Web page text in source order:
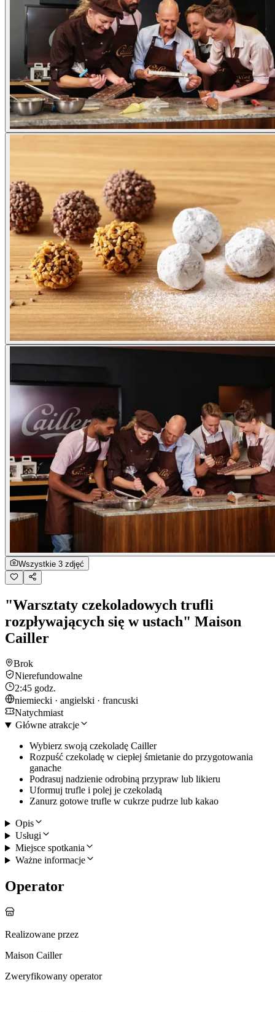
Wszystkie 3 zdjęć
"Warsztaty czekoladowych trufli
rozpływających się w ustach" Maison
Cailler
Brok
Nierefundowalne
2:45 godz.
niemiecki · angielski · francuski
Natychmiast
Główne atrakcje
Wybierz swoją czekoladę Cailler
Rozpuść czekoladę w ciepłej śmietanie do przygotowania
ganache
Podrasuj nadzienie odrobiną przypraw lub likieru
Uformuj trufle i polej je czekoladą
Zanurz gotowe trufle w cukrze pudrze lub kakao
Opis
Usługi
Miejsce spotkania
Ważne informacje
Operator
Realizowane przez
Maison Cailler
Zweryfikowany operator